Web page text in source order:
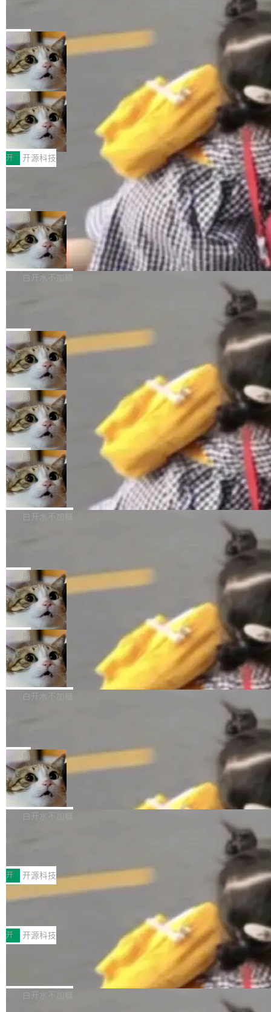
库之一。你的操作系统、浏览器、无数的基础设
施软件，很可能都在用它。而过去十年，维护它
的人一直在用业余...
gi?id=2019042">Bug&nbsp;2019042</a>）</l
i> <li>现在，助手可以直接使用 Exa 的网络搜索
结果回答问题，而无需将问题转交给搜索引擎。
（<a href="https://bugzilla.mozilla.org/show_
bug.cgi?id=204...
的 npm 包。项目的核心论点是：容器不适合 Ag
ent 计算。真正适合的，是 Isolate。 Cloudflare
工程师在这件事上没什么可谦虚的——他们用 W
orkers 跑了十年 Isolate。用 CEO Matthew Pri
nce 的话说：「我们一生都在用 Isolate 运行代
码，而 AI Agent 不需要容器，它们需要的是 Iso
late。」 容器为什么不合适 容器的问题在于启动
和销毁都太重了。一个 Agent 要执行的任务可能
只需要几毫秒的 CPU 时间，但容器从冷启动到
就绪要花数秒。如果未来有十...
局
OpenAI 公开邮件和聊天记录回应苹果
诉讼，称“Apple is getting this wron
g”
上个月，苹果一纸诉状把 OpenAI 告上法庭，指
控其挖角苹果前员工并窃取商业秘密。苹果的诉
状把 OpenAI 描述成一个系统性地从前东家挖
人、套取机密信息的对手。 OpenAI 没发律师
函，也没选择庭外沉默。它在官网贴了一篇博
文，标题只有六个字：Apple is getting this wro
ng。 然后，它把邮件往来和 iMessage 聊天记
录全贴了出来。 他发错人了 苹果外部律师 Gabr
iel Gross 来自 Weil 律所，2 月 23 日下午 5:53
给 OpenAI 总法律顾问 Che Chang 发了封邮
件，附了一封长信，要求 OpenAI 配合调查前苹
果员工带走机密信...
局
HUAWEI MatePad Edge上架WorkBu
ddy鸿蒙PC版，说话就能干活的AI办公
搭子
全能AI工作台WorkBuddy鸿蒙PC版上架HUAWE
I MatePad Edge应用市场，直接下载即可使
用，与鸿蒙电脑上的体验一致。值得一提的是，
这是目前市面上唯一支持平板接入WorkBuddy P
C版的产品，搭载“人机双写”重磅功能——你写
你的，AI写AI的，同屏协作互不干扰。一句话让
AI帮你干活，现在开启全新体验！ 温馨提示：
体验WorkBuddy鸿蒙PC版前，请将 HUAWEI M
atePad Edge 升级至 HarmonyOS 6.1.0.135S
P9 patch03及以上版本。 *升级路径：设置 > 搜
开 开源科技
FFmpeg 9.0 发布：代号“Lei”，以此纪
全球知名开源多媒体框架 FFmpeg 今天正式发
布了 9.0 版本。这个版本除了带来新一代音视频
处理能力和硬件加速支持之外，还有一个特殊之
处：FFmpeg 9.0 的代号是“Lei”。 这个名字，
来自中国开发者雷霄骅（Lei Xiaohua）。 对于
很多中国音视频开发者而言，这个名字并不陌
“启蒙老师”。 而今年，恰好是雷霄骅离世十周
年。FFmpeg 社区最终选择用一个大版本的名
字，留下了这份纪念。 雷霄骅曾是中国传媒大学
数字电视技术方向的博士生，长期从事视频、音
频技...
局
亚马逊成本失控：AI 写代码烧掉 1215
万元，超预算 860%
外媒近日曝光了亚马逊的多份内部报告显示，AI
导致公司在多个项目上超支。《金融时报》报道
编写程序，目标是完成电商平台作者信息与商品
列表的数据匹配 —— 一项常规的数据处理任
务，最终却产生了 180 万美元的账单，实际支出
超出原定预算 860%。 更令人意外的是，该项目
最终并未成功落地，而高额算力消耗持续运行长
达 5 个月，公司直到财务对账时才察觉异常。这
意味着一个无人看管的 AI 程序，在近半年时间
里日夜不停地"烧钱"。 复盘显示，...
白开水不加糖
e CEO Clément Delangue 在 CNBC 的采访里
没有拐弯抹角。他说中国正在赢得 AI 竞赛，而
且按目前的速度，中国 AI 工具预计在今年底或
2027 年就能追上美国前沿实验室的水平。 Dela
ngue 把原因归结为一件事：开放协作。中国的
AI 开发者在一个共享和协作的生态里加速迭代，
而美国模型厂商在"闭门造车"。他的原话是 "buil
ding in silos"——各自为战，互不通气。 这个判
断从他嘴里说出来分量不同。Hugging Face 是
全球最大的开源 AI 平台，上面跑着上百万个模
型。谁在开源赛道上领先，...
局
当 AI agent 把源码变成了最好的扩展系
统，开发者工具必须开源
五年前，David Crawshaw 问过很多软件工程师
一个问题：你写过什么给自己用的程序？答案几
乎都是没有。工程师们整天用别人写的程序写程
序给别人用。偶尔有人自己写个博客系统、智能
家居控制、家庭实验室，都算稀奇事。 Crawsh
aw 是 Shelley 的作者，一个开源 AI coding age
nt。他最近在博客上写了一篇文章，核心论点很
简单：开发者工具必须开源。 理由不是传统的自
由软件情怀，而是一个跟 AI agent 直接相关的
技术判断。 两行 prompt 就能个性化任何软件 C
局
DeepSeek Harness 宣布内测邀请，全
网最大规模开源 Agent 路演现场诞生
一条内测招募帖，发出去的时候大概没人想到它
会变成一场开源 Agent 生态的路演。 8月1日，
DeepSeek Harness 团队负责人崔添翼（tiany
i）在 X 上发帖： 「如果你是 Agent Harness 相
关开源项目的开发者，希望参加 DeepSeek Har
ness 的内测，可以回复或私信联系我。请附上
Harness 负责把能力落到真实环境中——调用工
具、读写文件、管理上下文、处理错误、完成闭
环。崔添翼招人的标...
局
商汤 SenseNova U1.5-Lite-Preview
开源
商汤科技宣布面向社区开源轻量级统一多模态模
型的预览版本 SenseNova U1.5-Lite-Preview。
理解、推理、生成与编辑，还仅以 8B-MoT 的轻
量大小，将能力推进到4K、更精细的真实质感、
更复杂的视觉控制和可持续迭代编辑。 相比 U
1，U1.5-Lite-Preview 在以下方向上带来了显著
提升： 原生支持4K图像生成； 更精细的局部纹
理、细节与真实世界质感； 更准确的中英文文字
生成与复杂版式组织； 更稳定的图...
白开水不加糖
nap。这次是 hwctl——一个用来检查 Ubuntu
硬件认证状态的命令行工具。 Canonical 工程师
Alan Griffiths 在邮件列表中说得很直白：「hwc
tl 是一个 Ubuntu 专有的包，它和它的依赖项都
是 Ubuntu 专有的，不会用在其他发行版上。」
所以 deb 版本的受众实际上为零。既然只有 Ub
untu 用户在用，那用 snap 打包就没什么可纠结
的。 从 deb 到 snap 的迁移路径 hwctl 是 rust-
hwlib 硬件 API 库的一部分，命令行工具负责查
局
Dario Amodei 担心新人来 Anthropic
只为金钱，不为使命
顶级 AI 研究员在两家公司之间来回跳，中间只
隔了几天。 Lilian Weng 上周刚宣布因健康原因
离开 Thinking Machines Lab，说自己作为联合
创始人的角色「太累了」。几天后，The Inform
ation 就曝出她将重回 OpenAI，负责递归自我
改进方向的研究。她是 Thinking Machines 过
一在人才争夺战中失血的公司。六月，Google
连失两员大将：Noam Shazeer 去了 Op...
局
FFmpeg 9.0 发布
FFmpeg 9.0 现已发布，包含多项改进。官方更
新日志列出的 9.0 版本主要更新内容如下： 扩
er HE-AAC 960 解码 (DAB+) transpose_cuda
filter 添加 AMF Frame Rate Converter (vf_frc
_amf) filter SMPTE 2094-50 元数据支持和直
通 ProRes RAW VideoToolbox 硬件加速器 AP
V ...
白开水不加糖
Code 在 X 上发帖：「DeepSeek Flash did 8T
tokens on August 1st. 5T of free usage + 3T
on OpenCode Go.」79.8 万次浏览，连带着 #
DeepSeek一天消耗了8万亿# 上了微博热搜——
注意这是 OpenCode 一家的消耗。 OpenCode
不完。」5T 来自免费额度，3T 来自 Go...
局
NetBSD 11.0 正式发布
NetBSD 11.0 现已正式发布，这是 NetBSD 操
作系统的第十八个主要版本。 自 NetBSD 10.1
ve JH71XX 的设备，例如 VisionFive 2、PINE
64 STAR64，以及 QEMU。 增强了对 POSIX.1
-2024 和 C23 编程接口标准的兼容性。 compat
_linux(8) 增强了对 Linux 系统调用的支持，包
括 epoll（围绕 kqueue 实现）、POSIX 消息队
列、...
白开水不加糖
案
享会在上海举办。鸿蒙生态的全场景智慧营销平
台鲸鸿动能协同华为游戏中心，面向游戏行业开
发者及生态伙伴，系统呈现了平台在游戏领域的
完整能力版图——从IAP高价值用户的全周期经
营、到IAA游戏的“买变一体”正循环、再到联运与
广告协同的全链路经营闭环，以及面向全球市场
的出海增长布局。 华为终端云业务商业化销售负
责人在开场致辞中表示，游戏开发者的核心诉求
已不再是“多一个投放渠道”，而是一套能够持续
开 开源科技
技嘉X3D系列再添新成员 B850 AORU
面向AMD Ryzen X3D处理器玩家，技嘉X3D系
列主板阵容迎来新成员——B850 AORUS ELITE
X3D。作为面向主流高性能平台打造的全新主板
产品，B850 AORUS ELITE X3D延续技嘉在X3
D平台优化上的技术积累，旨在为游戏玩家带来
更稳定、更高效的装机选择。 B850 AORUS ELI
开 开源科技
Zadig v5.0 发布：AI 发布专员与 AI 审
我们团队这几天最大的卡点不是 AI 写得不够
好，是 AI 写得太好了。 好到审查排期从两天的
白开水不加糖